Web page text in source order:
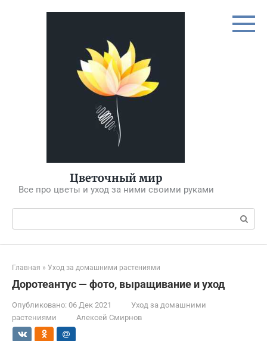
Цветочный мир
Все про цветы и уход за ними своими руками
Поиск:
Главная » Уход за домашними растениями
Доротеантус — фото, выращивание и уход
Опубликовано: 06 Дек 2021
Уход за домашними
растениями
Алексей Смирнов